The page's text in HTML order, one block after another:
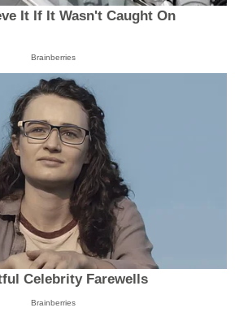
It If It Wasn't Caught On
Brainberries
Celebrity Farewells
Brainberries